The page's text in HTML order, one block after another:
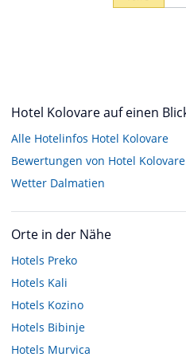
Hotel Kolovare auf einen
Alle Hotelinfos Hotel Kolovare
Bewertungen von Hotel Kolovare
Wetter Dalmatien
Orte in der Nähe
Hotels Preko
Hotels Kali
Hotels Kozino
Hotels Bibinje
Hotels Murvica